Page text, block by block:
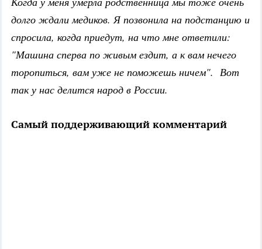
долго ждали медиков. Я позвонила на подстанцию и
спросила, когда приедут, на что мне ответили:
"Машина сперва по живым ездит, а к вам нечего
торопиться, вам уже не поможешь ничем". Вот
так у нас делится народ в России.
Самый поддерживающий комментарий